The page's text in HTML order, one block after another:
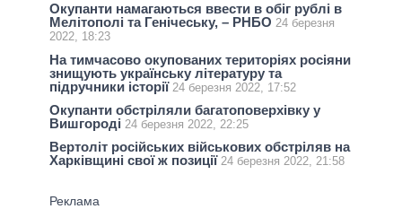
Окупанти намагаються ввести в обіг рублі в
Мелітополі та Генічеську, – РНБО 24 березня
2022, 18:23
На тимчасово окупованих територіях росіяни
знищують українську літературу та
підручники історії 24 березня 2022, 17:52
Окупанти обстріляли багатоповерхівку у
Вишгороді 24 березня 2022, 22:25
Вертоліт російських військових обстріляв на
Харківщині свої ж позиції 24 березня 2022, 21:58